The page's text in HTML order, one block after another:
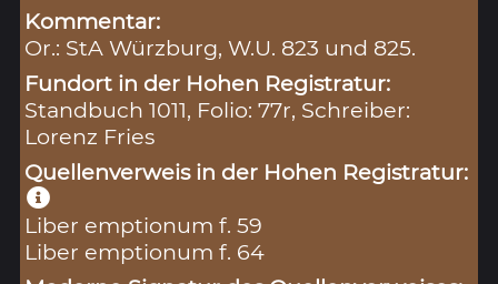
Kommentar:
Or.: StA Würzburg, W.U. 823 und 825.
Fundort in der Hohen Registratur:
Standbuch 1011, Folio: 77r, Schreiber:
Lorenz Fries
Quellenverweis in der Hohen Registratur:
Liber emptionum f. 59
Liber emptionum f. 64